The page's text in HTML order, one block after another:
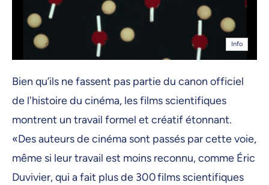
Info
Bien qu’ils ne fassent pas partie du canon officiel
de l'histoire du cinéma, les films scientifiques
montrent un travail formel et créatif étonnant.
«Des auteurs de cinéma sont passés par cette voie,
même si leur travail est moins reconnu, comme Éric
Duvivier, qui a fait plus de 300 films scientifiques